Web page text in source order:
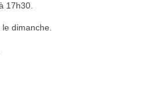
17h30.
dimanche.